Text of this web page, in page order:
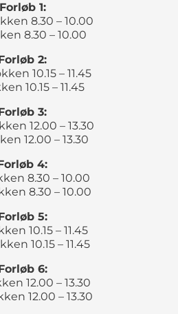
Forløb 1:
8.30 – 10.00
8.30 – 10.00
2:
10.15 – 11.45
10.15 – 11.45
3:
12.00 – 13.30
12.00 – 13.30
4:
8.30 – 10.00
8.30 – 10.00
5:
10.15 – 11.45
10.15 – 11.45
6:
12.00 – 13.30
12.00 – 13.30